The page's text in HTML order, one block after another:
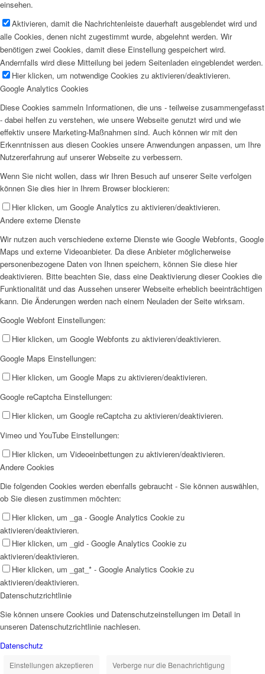
einsehen.
Aktivieren, damit die Nachrichtenleiste dauerhaft ausgeblendet wird und
alle Cookies, denen nicht zugestimmt wurde, abgelehnt werden. Wir
benötigen zwei Cookies, damit diese Einstellung gespeichert wird.
Andernfalls wird diese Mitteilung bei jedem Seitenladen eingeblendet werden.
Hier klicken, um notwendige Cookies zu aktivieren/deaktivieren.
Google Analytics Cookies
Diese Cookies sammeln Informationen, die uns - teilweise zusammengefasst
- dabei helfen zu verstehen, wie unsere Webseite genutzt wird und wie
effektiv unsere Marketing-Maßnahmen sind. Auch können wir mit den
Erkenntnissen aus diesen Cookies unsere Anwendungen anpassen, um Ihre
Nutzererfahrung auf unserer Webseite zu verbessern.
Wenn Sie nicht wollen, dass wir Ihren Besuch auf unserer Seite verfolgen
können Sie dies hier in Ihrem Browser blockieren:
Hier klicken, um Google Analytics zu aktivieren/deaktivieren.
Andere externe Dienste
Wir nutzen auch verschiedene externe Dienste wie Google Webfonts, Google
Maps und externe Videoanbieter. Da diese Anbieter möglicherweise
personenbezogene Daten von Ihnen speichern, können Sie diese hier
deaktivieren. Bitte beachten Sie, dass eine Deaktivierung dieser Cookies die
Funktionalität und das Aussehen unserer Webseite erheblich beeinträchtigen
kann. Die Änderungen werden nach einem Neuladen der Seite wirksam.
Google Webfont Einstellungen:
Hier klicken, um Google Webfonts zu aktivieren/deaktivieren.
Google Maps Einstellungen:
Hier klicken, um Google Maps zu aktivieren/deaktivieren.
Google reCaptcha Einstellungen:
Hier klicken, um Google reCaptcha zu aktivieren/deaktivieren.
Vimeo und YouTube Einstellungen:
Hier klicken, um Videoeinbettungen zu aktivieren/deaktivieren.
Andere Cookies
Die folgenden Cookies werden ebenfalls gebraucht - Sie können auswählen,
ob Sie diesen zustimmen möchten:
Hier klicken, um _ga - Google Analytics Cookie zu
aktivieren/deaktivieren.
Hier klicken, um _gid - Google Analytics Cookie zu
aktivieren/deaktivieren.
Hier klicken, um _gat_* - Google Analytics Cookie zu
aktivieren/deaktivieren.
Datenschutzrichtlinie
Sie können unsere Cookies und Datenschutzeinstellungen im Detail in
unseren Datenschutzrichtlinie nachlesen.
Datenschutz
Einstellungen akzeptieren Verberge nur die Benachrichtigung